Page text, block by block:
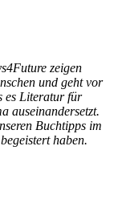
zeigen
und geht vor
es Literatur für
auseinandersetzt.
Buchtipps im
haben.